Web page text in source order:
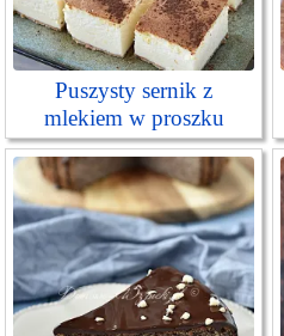
Puszysty sernik z
mlekiem w proszku